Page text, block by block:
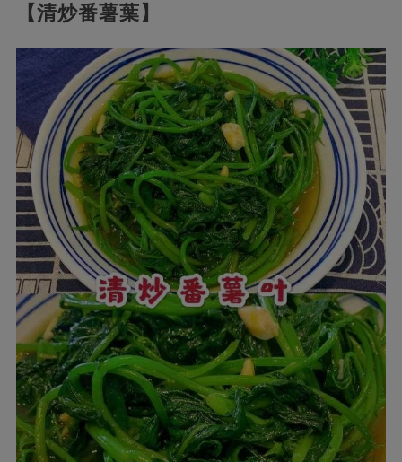
【清炒番薯葉】